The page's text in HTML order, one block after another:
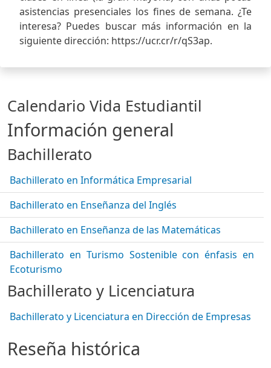
asistencias presenciales los fines de semana. ¿Te
interesa? Puedes buscar más información en la
siguiente dirección: https://ucr.cr/r/qS3ap.
Calendario Vida Estudiantil
Información general
Bachillerato
Bachillerato en Informática Empresarial
Bachillerato en Enseñanza del Inglés
Bachillerato en Enseñanza de las Matemáticas
Bachillerato en Turismo Sostenible con énfasis en
Ecoturismo
Bachillerato y Licenciatura
Bachillerato y Licenciatura en Dirección de Empresas
Reseña histórica